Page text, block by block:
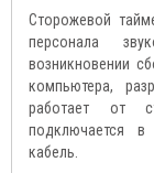
Сторожевой
персонала
возникновении
компьютера,
работает от
подключается в
кабель.